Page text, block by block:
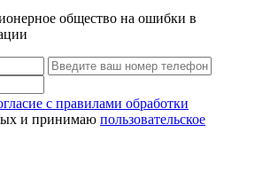
общество на ошибки в
с правилами обработки
и принимаю пользовательское